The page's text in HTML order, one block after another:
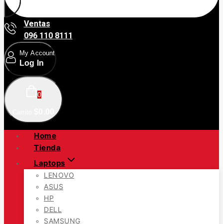
Ventas
096 110 8111
My Account
Log In
0
Home
Tienda
Laptops
LENOVO
ASUS
HP
DELL
SAMSUNG